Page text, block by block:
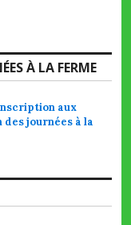
À LA FERME
aux
journées à la